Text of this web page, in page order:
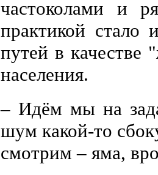
частоколами и
практикой стало
путей в качестве
населения.
– Идём мы на
шум какой-то
смотрим – яма,